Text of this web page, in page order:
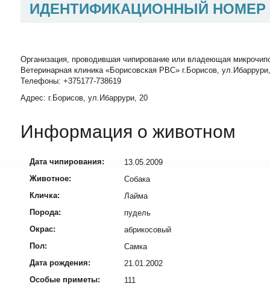
ИДЕНТИФИКАЦИОННЫЙ
Организация, проводившая чипирование или владеющая
Ветеринарная клиника «Борисовская РВС» г.Борисов,
Телефоны: +375177-738619
Адрес: г.Борисов, ул.Ибаррури, 20
Информация о животном
Дата чипирования:
13.05.2009
Животное:
Собака
Кличка:
Лайма
Порода:
пудель
Окрас:
абрикосовый
Пол:
Самка
Дата рождения:
21.01.2002
Особые приметы:
111